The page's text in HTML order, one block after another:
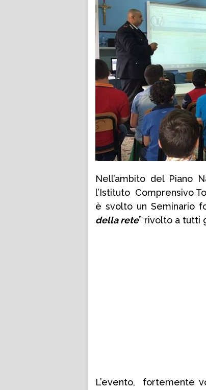
Nell’ambito del Piano
l’Istituto Comprensivo
è svolto un Seminario
della rete” rivolto a tutti
L’evento,
fortemente